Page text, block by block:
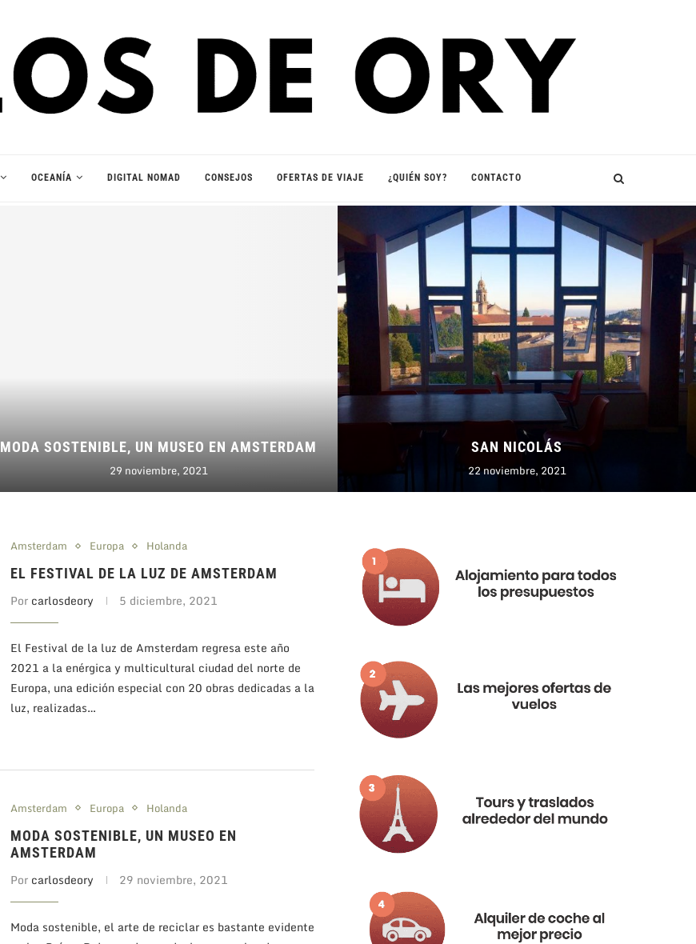
OCEANÍA DIGITAL NOMAD CONSEJOS OFERTAS DE VIAJE ¿QUIÉN SOY? CONTACTO
MODA SOSTENIBLE, UN MUSEO EN AMSTERDAM
29 noviembre, 2021
SAN NICOLÁS
22 noviembre, 2021
Amsterdam Europa Holanda
EL FESTIVAL DE LA LUZ DE AMSTERDAM
Por carlosdeory 5 diciembre, 2021
El Festival de la luz de Amsterdam regresa este año
2021 a la enérgica y multicultural ciudad del norte de
Europa, una edición especial con 20 obras dedicadas a la
luz, realizadas…
Amsterdam Europa Holanda
MODA SOSTENIBLE, UN MUSEO EN
AMSTERDAM
Por carlosdeory 29 noviembre, 2021
Moda sostenible, el arte de reciclar es bastante evidente